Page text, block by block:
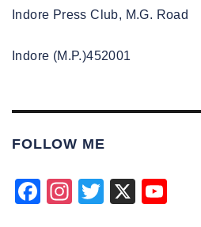
Indore Press Club, M.G. Road
Indore (M.P.)452001
FOLLOW ME
F
In
T
X